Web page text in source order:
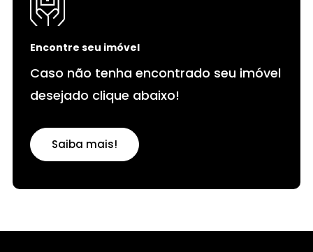
Encontre seu imóvel
Caso não tenha encontrado seu imóvel
desejado clique abaixo!
Saiba mais!